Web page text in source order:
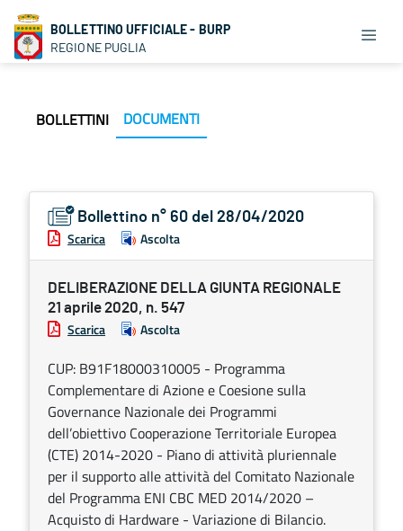
BOLLETTINO UFFICIALE - BURP
REGIONE PUGLIA
BOLLETTINI DOCUMENTI
Bollettino n° 60 del 28/04/2020
Scarica Ascolta
DELIBERAZIONE DELLA GIUNTA REGIONALE
21 aprile 2020, n. 547
Scarica Ascolta
CUP: B91F18000310005 - Programma
Complementare di Azione e Coesione sulla
Governance Nazionale dei Programmi
dell’obiettivo Cooperazione Territoriale Europea
(CTE) 2014-2020 - Piano di attività pluriennale
per il supporto alle attività del Comitato Nazionale
del Programma ENI CBC MED 2014/2020 –
Acquisto di Hardware - Variazione di Bilancio.